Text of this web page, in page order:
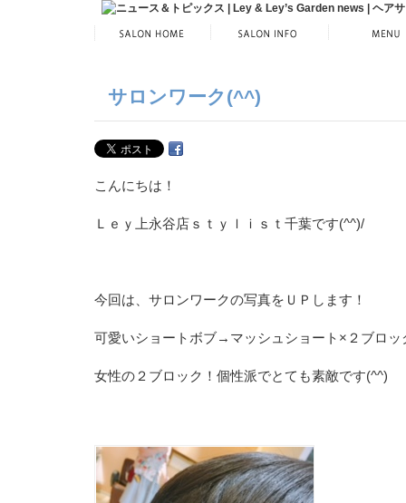
サロンワーク(^^)
こんにちは！
Ｌｅｙ上永谷店ｓｔｙｌｉｓｔ千葉です(^^)/
今回は、サロンワークの写真をＵＰします！
可愛いショートボブ→マッシュショート×２ブロッ
女性の２ブロック！個性派でとても素敵です(^^)